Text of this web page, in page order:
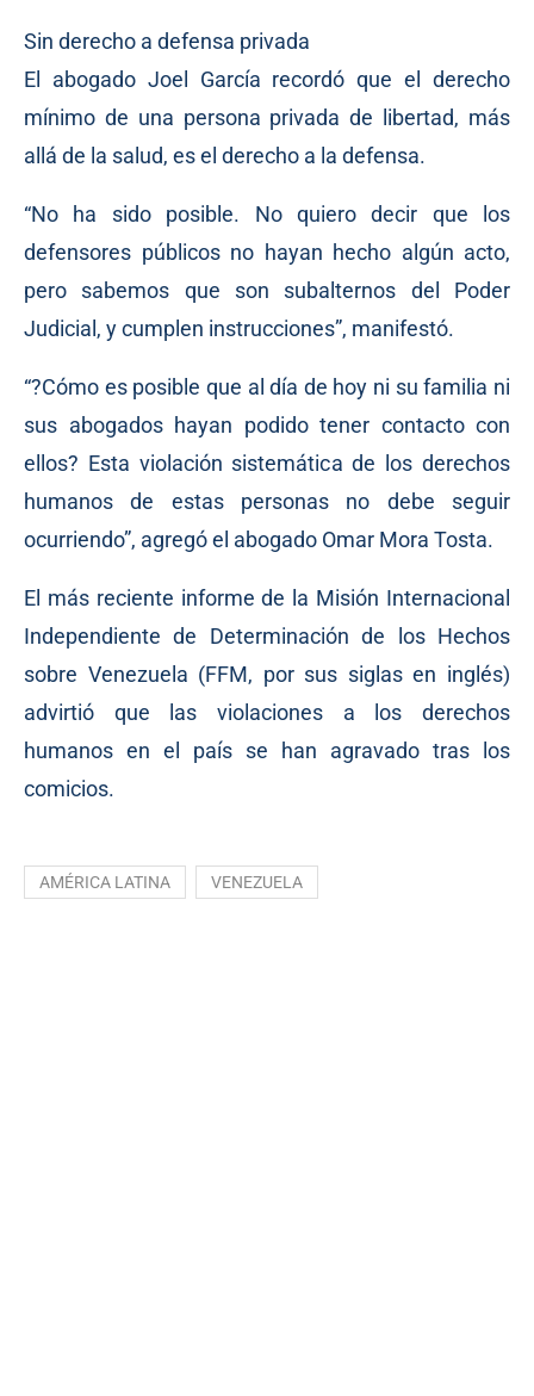
Sin derecho a defensa privada
El abogado Joel García recordó que el derecho
mínimo de una persona privada de libertad, más
allá de la salud, es el derecho a la defensa.
“No ha sido posible. No quiero decir que los
defensores públicos no hayan hecho algún acto,
pero sabemos que son subalternos del Poder
Judicial, y cumplen instrucciones”, manifestó.
“?Cómo es posible que al día de hoy ni su familia ni
sus abogados hayan podido tener contacto con
ellos? Esta violación sistemática de los derechos
humanos de estas personas no debe seguir
ocurriendo”, agregó el abogado Omar Mora Tosta.
El más reciente informe de la Misión Internacional
Independiente de Determinación de los Hechos
sobre Venezuela (FFM, por sus siglas en inglés)
advirtió que las violaciones a los derechos
humanos en el país se han agravado tras los
comicios.
AMÉRICA LATINA VENEZUELA